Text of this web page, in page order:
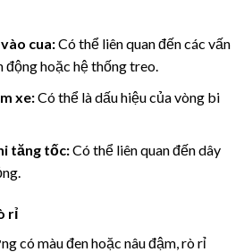
cua:Có thể liên quan đến các vấn
hoặc hệ thống treo.
xe:Có thể là dấu hiệu của vòng bi
tăng tốc:Có thể liên quan đến dây
rỉ
có màu đen hoặc nâu đậm, rò rỉ